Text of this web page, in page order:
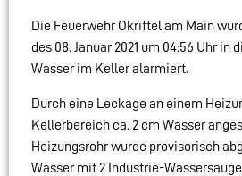
Die Feuerwehr Okriftel am Main
des 08. Januar 2021 um 04:56 Uhr in
Wasser im Keller alarmiert.
Durch eine Leckage an einem
Kellerbereich ca. 2 cm Wasser
Heizungsrohr wurde provisorisch
Wasser mit 2 Industrie-